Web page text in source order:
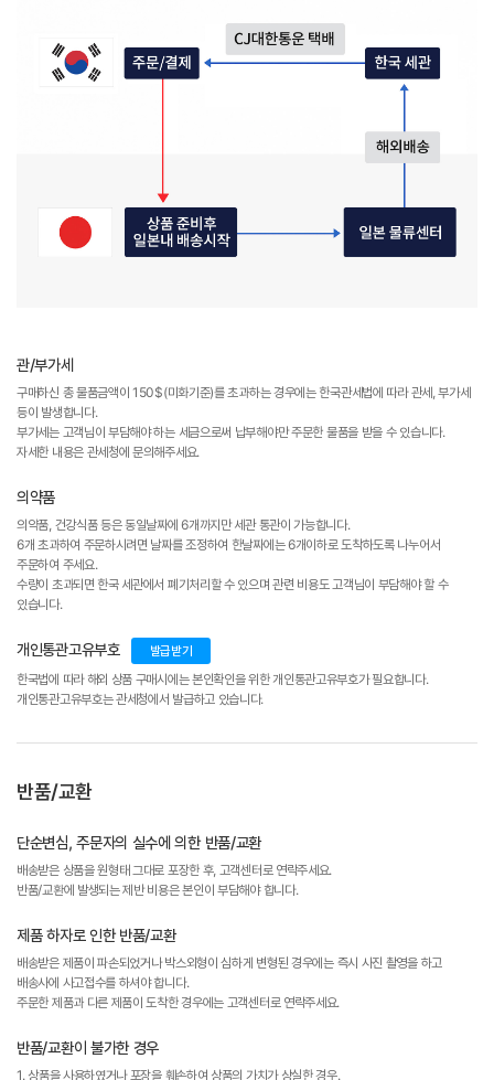
관/부가세
구매하신 총 물품금액이 150$(미화기준)를 초과하는 경우에는 한국관세법에 따라 관세, 부가세
등이 발생합니다.
부가세는 고객님이 부담해야 하는 세금으로써 납부해야만 주문한 물품을 받을 수 있습니다.
자세한 내용은 관세청에 문의해주세요.
의약품
의약품, 건강식품 등은 동일날짜에 6개까지만 세관 통관이 가능합니다.
6개 초과하여 주문하시려면 날짜를 조정하여 한날짜에는 6개이하로 도착하도록 나누어서
주문하여 주세요.
수량이 초과되면 한국 세관에서 폐기처리할 수 있으며 관련 비용도 고객님이 부담해야 할 수
있습니다.
개인통관고유부호 발급받기
한국법에 따라 해외 상품 구매시에는 본인확인을 위한 개인통관고유부호가 필요합니다.
개인통관고유부호는 관세청에서 발급하고 있습니다.
반품/교환
단순변심, 주문자의 실수에 의한 반품/교환
배송받은 상품을 원형태 그대로 포장한 후, 고객센터로 연락주세요.
반품/교환에 발생되는 제반 비용은 본인이 부담해야 합니다.
제품 하자로 인한 반품/교환
배송받은 제품이 파손되었거나 박스외형이 심하게 변형된 경우에는 즉시 사진 촬영을 하고
배송사에 사고접수를 하셔야 합니다.
주문한 제품과 다른 제품이 도착한 경우에는 고객센터로 연락주세요.
반품/교환이 불가한 경우
1. 상품을 사용하였거나 포장을 훼손하여 상품의 가치가 상실한 경우.